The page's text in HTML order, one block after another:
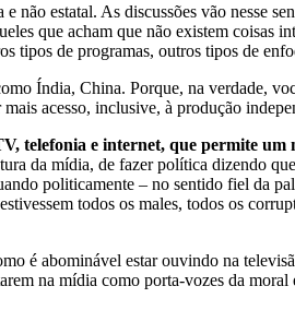
estatal. As discussões vão nesse
que acham que não existem coisas
tipos de programas, outros tipos de
Índia, China. Porque, na verdade,
acesso, inclusive, à produção
telefonia e internet, que permite um
da mídia, de fazer política dizendo
politicamente – no sentido fiel da
todos os males, todos os
é abominável estar ouvindo na
na mídia como porta-vozes da